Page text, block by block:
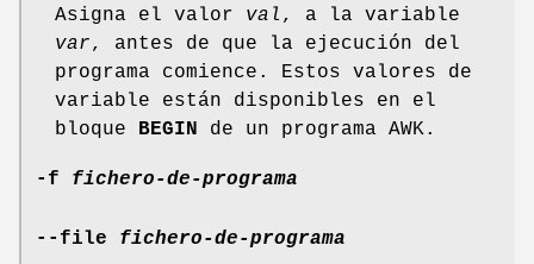
Asigna el valor val , a la variable
var, antes de que la ejecución del
programa comience. Estos valores de
variable están disponibles en el
bloque BEGIN de un programa AWK.
-f fichero-de-programa
--file fichero-de-programa